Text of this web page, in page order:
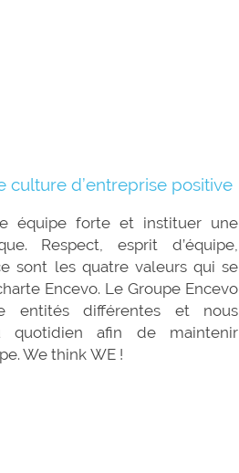
culture d’entreprise positive
équipe forte et instituer une
Respect, esprit d’équipe,
sont les quatre valeurs qui se
Encevo. Le Groupe Encevo
entités différentes et nous
quotidien afin de maintenir
groupe. We think WE !